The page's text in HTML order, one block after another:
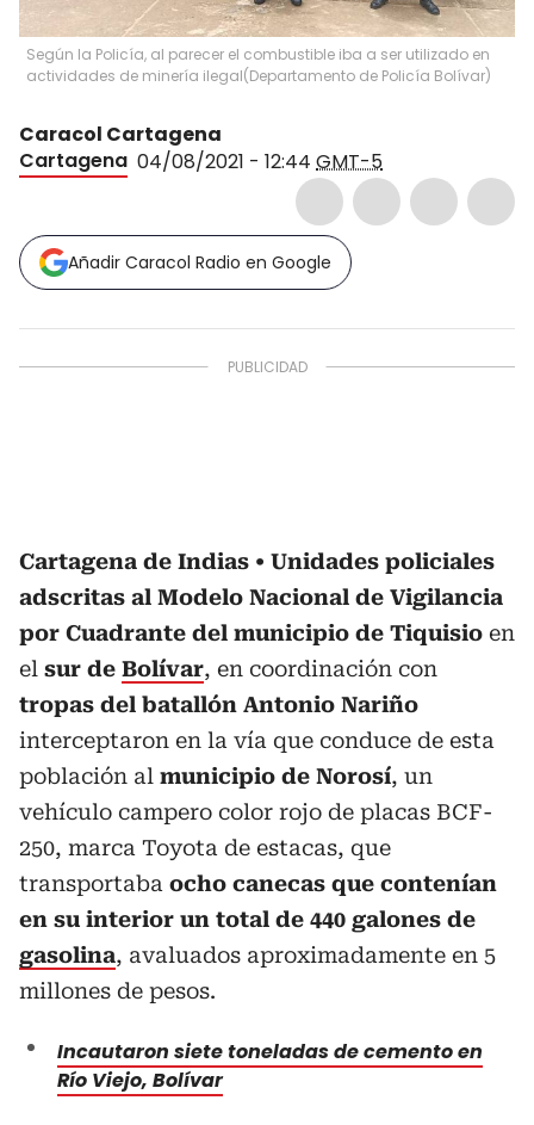
Según la Policía, al parecer el combustible iba a ser utilizado en
actividades de minería ilegal(Departamento de Policía Bolívar)
Caracol Cartagena
Cartagena 04/08/2021 - 12:44 GMT-5
Añadir Caracol Radio en Google
Cartagena de Indias
Unidades policiales
adscritas al Modelo Nacional de Vigilancia
por Cuadrante del municipio de Tiquisio en
el sur de Bolívar, en coordinación con
tropas del batallón Antonio Nariño
interceptaron en la vía que conduce de esta
población al municipio de Norosí, un
vehículo campero color rojo de placas BCF-
250, marca Toyota de estacas, que
transportaba ocho canecas que contenían
en su interior un total de 440 galones de
gasolina, avaluados aproximadamente en 5
millones de pesos.
Incautaron siete toneladas de cemento en
Río Viejo, Bolívar